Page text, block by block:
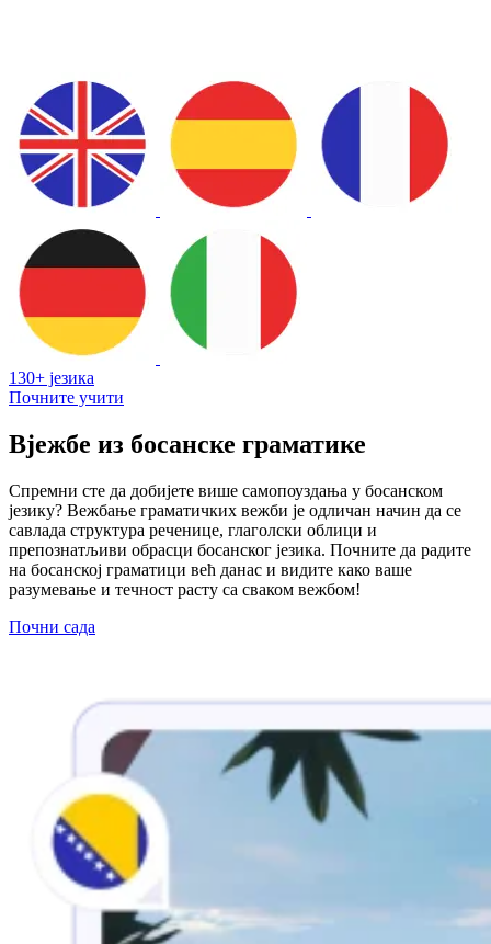
130+ језика
Почните учити
Вјежбе из босанске граматике
Спремни сте да добијете више самопоуздања у босанском
језику? Вежбање граматичких вежби је одличан начин да се
савлада структура реченице, глаголски облици и
препознатљиви обрасци босанског језика. Почните да радите
на босанској граматици већ данас и видите како ваше
разумевање и течност расту са сваком вежбом!
Почни сада